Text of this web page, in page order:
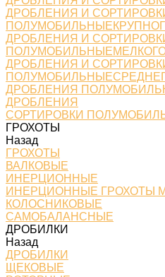
ДРОБЛЕНИЯ И
ДРОБЛЕНИЯ И
ДРОБЛЕНИЯ И
ДРОБЛЕНИЯ
ДРОБЛЕНИЯ
СОРТИРОВКИ
ГРОХОТЫ
Назад
ГРОХОТЫ
ВАЛКОВЫЕ
ИНЕРЦИОННЫЕ
ИНЕРЦИОННЫЕ ГРОХОТЫ
КОЛОСНИКОВЫЕ
САМОБАЛАНСНЫЕ
ДРОБИЛКИ
Назад
ДРОБИЛКИ
ЩЕКОВЫЕ